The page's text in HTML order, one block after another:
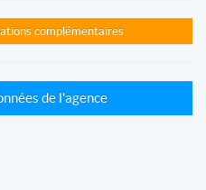
complémentaires
de l'agence